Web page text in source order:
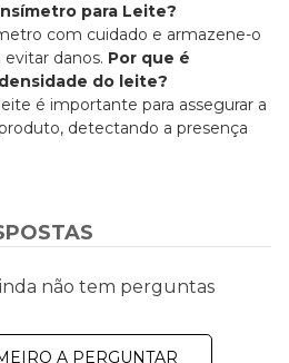
para Leite?
com cuidado e armazene-o
danos. Por que é
do leite?
é importante para assegurar a
detectando a presença
não tem perguntas
A PERGUNTAR